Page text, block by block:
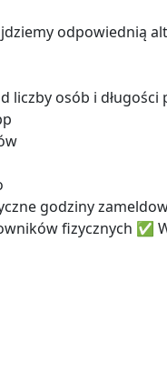
odpowiednią
liczby osób i długości
godziny
fizycznych ✅